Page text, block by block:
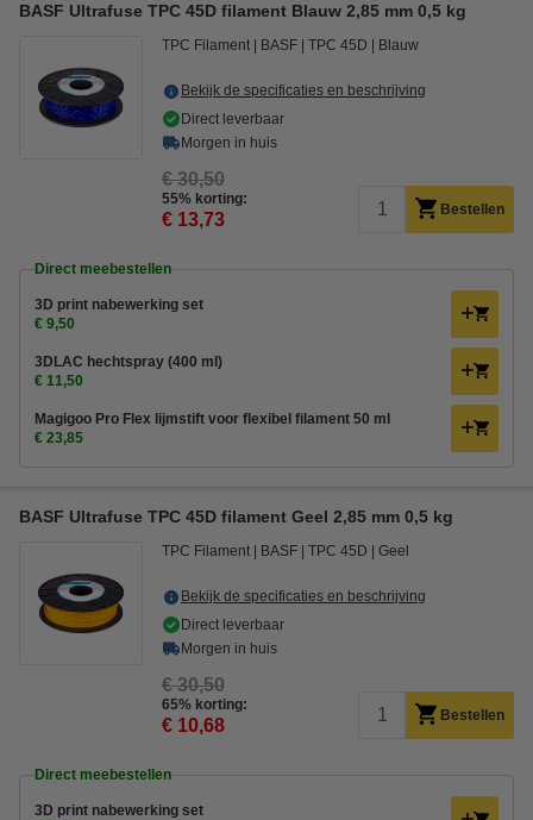
BASF Ultrafuse TPC 45D filament Blauw 2,85 mm 0,5 kg
TPC Filament BASF TPC 45D Blauw
Bekijk de specificaties en beschrijving
Direct leverbaar
Morgen in huis
€ 30,50
55% korting:
€ 13,73 Bestellen
Direct meebestellen
3D print nabewerking set
€ 9,50
3DLAC hechtspray (400 ml)
€ 11,50
Magigoo Pro Flex lijmstift voor flexibel filament 50 ml
€ 23,85
BASF Ultrafuse TPC 45D filament Geel 2,85 mm 0,5 kg
TPC Filament BASF TPC 45D Geel
Bekijk de specificaties en beschrijving
Direct leverbaar
Morgen in huis
€ 30,50
65% korting:
€ 10,68 Bestellen
Direct meebestellen
3D print nabewerking set